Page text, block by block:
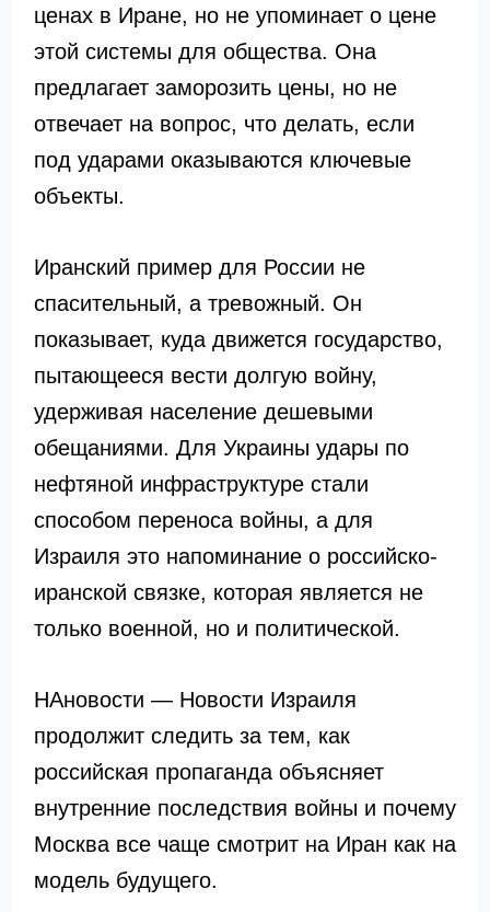
ценах в Иране, но не упоминает о цене
этой системы для общества. Она
предлагает заморозить цены, но не
отвечает на вопрос, что делать, если
под ударами оказываются ключевые
объекты.
Иранский пример для России не
спасительный, а тревожный. Он
показывает, куда движется государство,
пытающееся вести долгую войну,
удерживая население дешевыми
обещаниями. Для Украины удары по
нефтяной инфраструктуре стали
способом переноса войны, а для
Израиля это напоминание о российско-
иранской связке, которая является не
только военной, но и политической.
НАновости — Новости Израиля
продолжит следить за тем, как
российская пропаганда объясняет
внутренние последствия войны и почему
Москва все чаще смотрит на Иран как на
модель будущего.